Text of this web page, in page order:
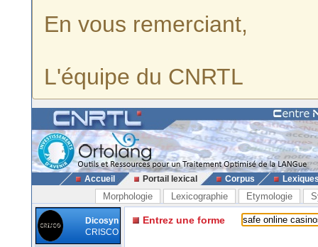
En vous remerciant,
L'équipe du CNRTL
Accueil Portail lexical Corpus
Morphologie Lexicographie Etymologie
Dicosyn
CRISCO
Entrez une forme